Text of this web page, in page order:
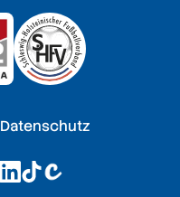
Datenschutz